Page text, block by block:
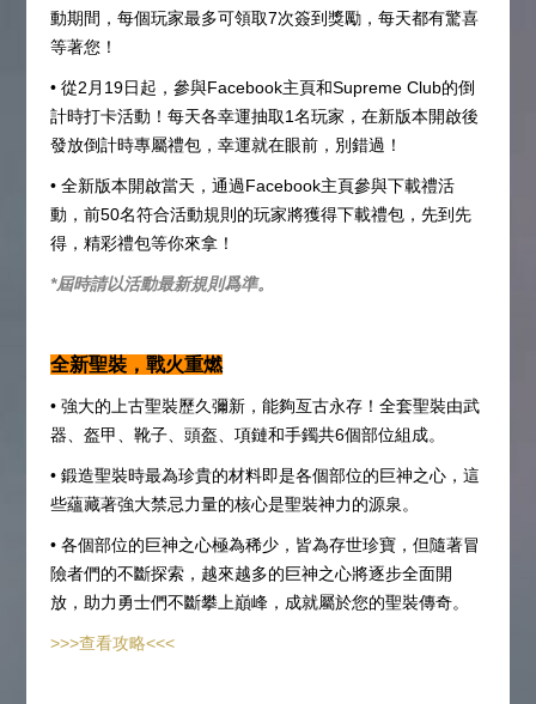
動期間，每個玩家最多可領取7次簽到獎勵，每天都有驚喜
等著您！
• 從2月19日起，參與Facebook主頁和Supreme Club的倒
計時打卡活動！每天各幸運抽取1名玩家，在新版本開啟後
發放倒計時專屬禮包，幸運就在眼前，別錯過！
• 全新版本開啟當天，通過Facebook主頁參與下載禮活
動，前50名符合活動規則的玩家將獲得下載禮包，先到先
得，精彩禮包等你來拿！
*屆時請以活動最新規則爲準。
全新聖裝，戰火重燃
• 強大的上古聖裝歷久彌新，能夠亙古永存！全套聖裝由武
器、盔甲、靴子、頭盔、項鏈和手鐲共6個部位組成。
• 鍛造聖裝時最為珍貴的材料即是各個部位的巨神之心，這
些蘊藏著強大禁忌力量的核心是聖裝神力的源泉。
• 各個部位的巨神之心極為稀少，皆為存世珍寶，但隨著冒
險者們的不斷探索，越來越多的巨神之心將逐步全面開
放，助力勇士們不斷攀上巔峰，成就屬於您的聖裝傳奇。
>>>查看攻略<<<